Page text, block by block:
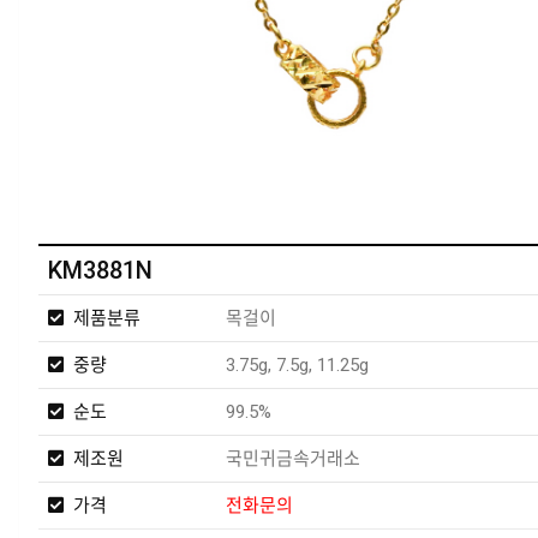
KM3881N
제품분류 목걸이
중량 3.75g, 7.5g, 11.25g
순도 99.5%
제조원 국민귀금속거래소
가격 전화문의